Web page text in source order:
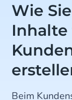
Wie
Beim